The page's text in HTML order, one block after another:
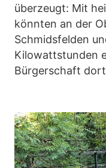
überzeugt: Mit
könnten an der
Schmidsfelden
Kilowattstunden
Bürgerschaft